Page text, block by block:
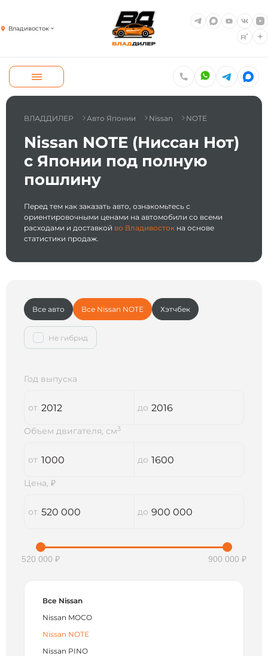
Владивосток
ВЛАДДИЛЕР Авто Японии Nissan NOTE
Nissan NOTE (Ниссан Нот)
с Японии под полную
пошлину
Перед тем как заказать авто, ознакомьтесь с
ориентировочными ценами на автомобили со всеми
расходами и доставкой во Владивосток на основе
статистики продаж.
Все авто Все Nissan NOTE Хэтчбек
Не гибрид
Год выпуска
Объем двигателя, см3
Цена, ₽
520 000 ₽ 900 000 ₽
Все Nissan
Nissan MOCO
Nissan NOTE
Nissan PINO